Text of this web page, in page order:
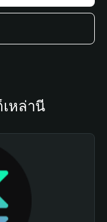
หล่านี้